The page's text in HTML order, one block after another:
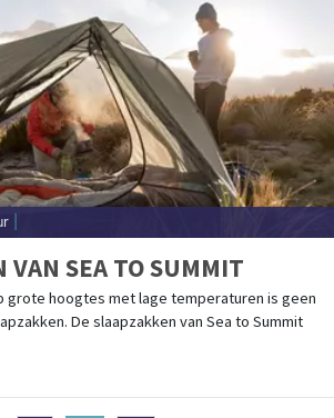
VAN SEA TO SUMMIT
grote hoogtes met lage temperaturen is geen
De slaapzakken van Sea to Summit